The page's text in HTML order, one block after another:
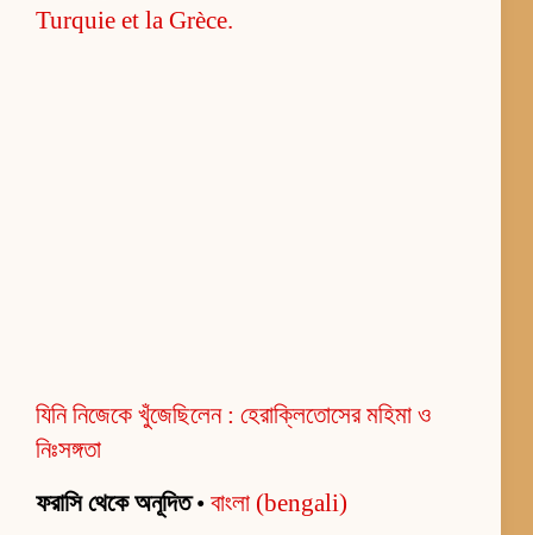
যিনি নিজেকে খুঁজেছিলেন : হেরাক্লিতোসের মহিমা ও
নিঃসঙ্গতা
ফরাসি থেকে অনূদিত• বাংলা (bengali)